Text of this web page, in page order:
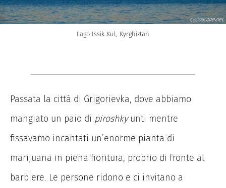
Lago Issik Kul, Kyrghiztan
Passata la città di Grigorievka, dove abbiamo
mangiato un paio di piroshkyunti mentre
fissavamo incantati un’enorme pianta di
marijuana in piena fioritura, proprio di fronte al
barbiere. Le persone ridono e ci invitano a